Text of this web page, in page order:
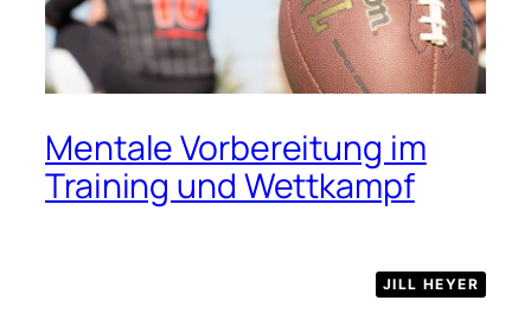
Mentale Vorbereitung im
Training und Wettkampf
JILL HEYER